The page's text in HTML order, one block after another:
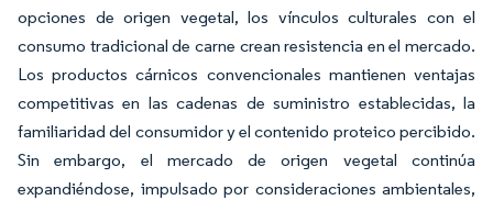
opciones de origen vegetal, los vínculos culturales con el
consumo tradicional de carne crean resistencia en el mercado.
Los productos cárnicos convencionales mantienen ventajas
competitivas en las cadenas de suministro establecidas, la
familiaridad del consumidor y el contenido proteico percibido.
Sin embargo, el mercado de origen vegetal continúa
expandiéndose, impulsado por consideraciones ambientales,